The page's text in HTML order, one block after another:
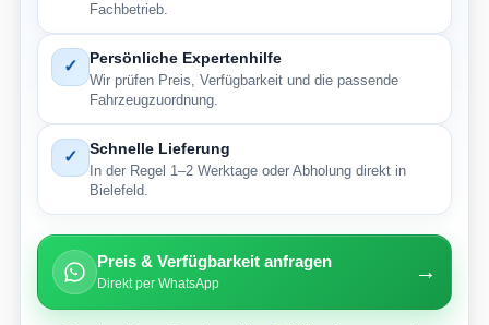
Fachbetrieb.
✓ Persönliche Expertenhilfe
Wir prüfen Preis, Verfügbarkeit und die passende
Fahrzeugzuordnung.
✓ Schnelle Lieferung
In der Regel 1–2 Werktage oder Abholung direkt in
Bielefeld.
Preis & Verfügbarkeit anfragen
Direkt per WhatsApp →